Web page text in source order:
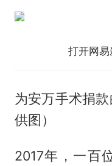
打开网
为安万手术捐
供图）
2017年，一百